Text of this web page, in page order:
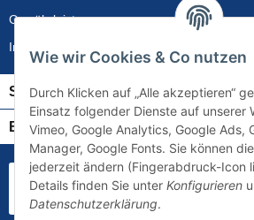
Gewährleistung
Impressum
Service
Bezahlung & Versand
Wie wir Cookies & Co nutzen
Durch Klicken auf „Alle akzeptieren“
Einsatz folgender Dienste auf unserer
Vimeo, Google Analytics, Google Ads,
Manager, Google Fonts. Sie können
jederzeit ändern (Fingerabdruck-Icon
Details finden Sie unter Konfigurieren
Datenschutzerklärung.